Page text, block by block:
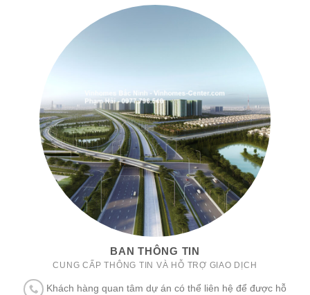
BAN THÔNG TIN
CUNG CẤP THÔNG TIN VÀ HỖ TRỢ GIAO DỊCH
Khách hàng quan tâm dự án có thể liên hệ để được hỗ